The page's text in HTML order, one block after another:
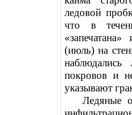
ледовой
что в
(июль) на
покровов и
указывают
Ледяные